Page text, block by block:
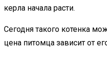
керла начала расти.
Сегодня такого котенка
цена питомца зависит от